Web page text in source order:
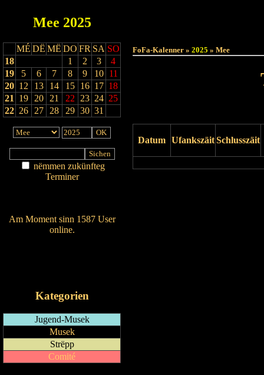
Mee 2025
MÉ DË MË DO FR SA SO
18
1 2 3
4
19
5 6 7 8 9 10
11
20 12 13 14 15 16 17 18
21
19 20 21 22 23 24 25
22 26 27 28 29 30 31
nëmmen zukünfteg
Terminer
Am Moment sinn 1587 User
online.
Kategorien
Jugend-Musek
Musek
Strëpp
Comité
FoFa-Kalenner » 2025 » Mee
Datum UfankszäitSchlusszäit